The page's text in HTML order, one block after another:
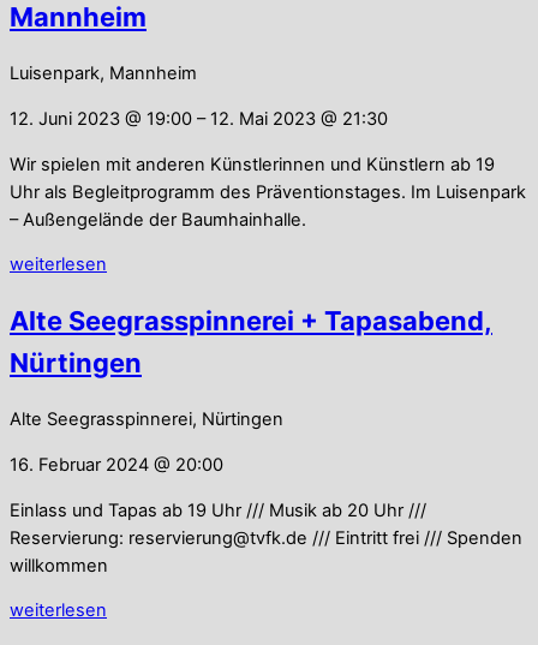
Mannheim
Luisenpark, Mannheim
12. Juni 2023 @ 19:00 – 12. Mai 2023 @ 21:30
Wir spielen mit anderen Künstlerinnen und Künstlern ab 19
Uhr als Begleitprogramm des Präventionstages. Im Luisenpark
– Außengelände der Baumhainhalle.
weiterlesen
Alte Seegrasspinnerei + Tapasabend,
Nürtingen
Alte Seegrasspinnerei, Nürtingen
16. Februar 2024 @ 20:00
Einlass und Tapas ab 19 Uhr /// Musik ab 20 Uhr ///
Reservierung: reservierung@tvfk.de /// Eintritt frei /// Spenden
willkommen
weiterlesen